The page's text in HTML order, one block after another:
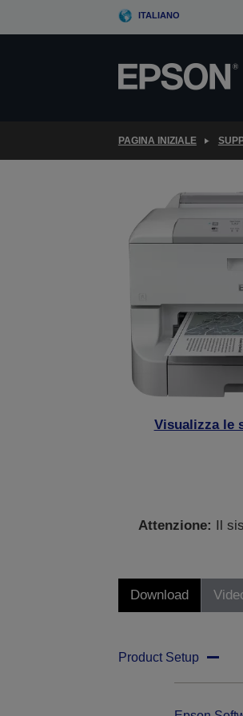
ITALIANO
PAGINA INIZIALE
Visualizza le
Attenzione:
Il
Download
Product Setup